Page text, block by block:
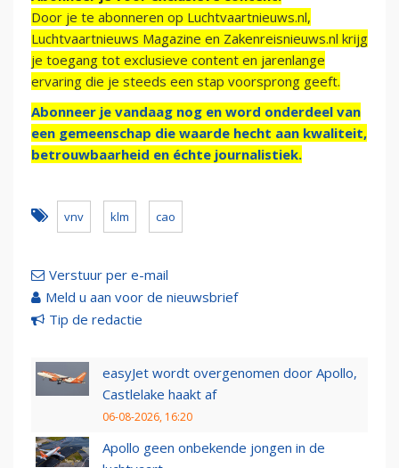
Door je te abonneren op Luchtvaartnieuws.nl,
Luchtvaartnieuws Magazine en Zakenreisnieuws.nl krijg
je toegang tot exclusieve content en jarenlange
ervaring die je steeds een stap voorsprong geeft.
Abonneer je vandaag nog en word onderdeel van
een gemeenschap die waarde hecht aan kwaliteit,
betrouwbaarheid en échte journalistiek.
vnv klm cao
Verstuur per e-mail
Meld u aan voor de nieuwsbrief
Tip de redactie
easyJet wordt overgenomen door Apollo,
Castlelake haakt af
06-08-2026, 16:20
Apollo geen onbekende jongen in de